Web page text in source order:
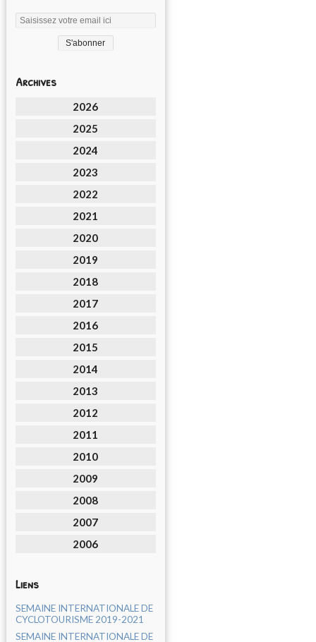
Archives
2026
2025
2024
2023
2022
2021
2020
2019
2018
2017
2016
2015
2014
2013
2012
2011
2010
2009
2008
2007
2006
Liens
SEMAINE INTERNATIONALE DE
CYCLOTOURISME 2019-2021
SEMAINE INTERNATIONALE DE